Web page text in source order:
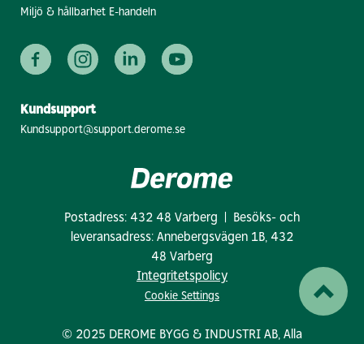
Miljö & hållbarhet E-handeln
Kundsupport
Kundsupport@support.derome.se
Postadress: 432 48 Varberg | Besöks- och
leveransadress: Annebergsvägen 1B, 432
48 Varberg
Integritetspolicy
Cookie Settings
© 2025 DEROME BYGG & INDUSTRI AB, Alla